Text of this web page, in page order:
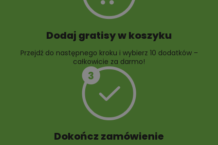
Dodaj gratisy w koszyku
Przejdź do następnego kroku i wybierz 10 dodatków –
całkowicie za darmo!
Dokończ zamówienie